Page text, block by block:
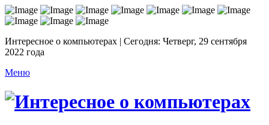
Интересное о компьютерах | Сегодня: Четверг, 29 сентября
2022 года
Меню